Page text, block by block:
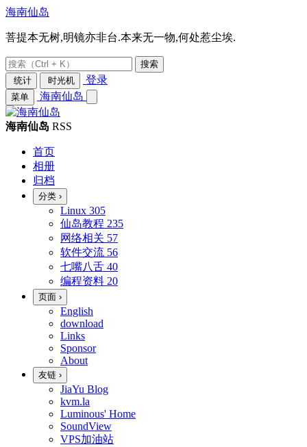
海南仙岛
菩提本无树,明镜亦非台.本来无一物,何处惹尘埃.
搜索
统计
时光机 登录
菜单 海南仙岛
海南仙岛 RSS
首页
相册
归档
分类 ›
Linux 305
仙岛教程 235
网络相关 57
软件交流 56
七嘴八舌 40
编程资料 20
页面 ›
English
download
Links
Sponsor
About
友链 ›
JiaYu Blog
kvm.la
Luminous' Home
SoundView
VPS加油站